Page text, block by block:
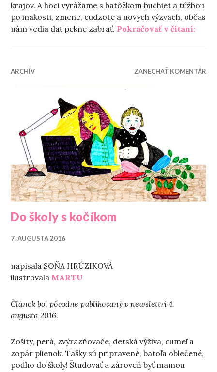
krajov. A hoci vyrážame s batôžkom buchiet a túžbou
po inakosti, zmene, cudzote a nových výzvach, občas
nám vedia dať pekne zabrať. Pokračovať v čítaní:
ARCHÍV ZANECHAŤ KOMENTÁR
Do školy s kočíkom
7. AUGUSTA 2016
napísala SOŇA HRÚZIKOVÁ
ilustrovala MARTU
Článok bol pôvodne publikovaný v newslettri 4.
augusta 2016.
Zošity, perá, zvýrazňovače, detská výživa, cumeľ a
zopár plienok. Tašky sú pripravené, batoľa oblečené,
poďho do školy! Študovať a zároveň byť mamou